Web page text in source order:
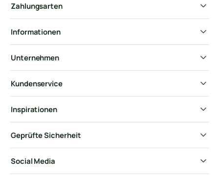
Zahlungsarten
Informationen
Unternehmen
Kundenservice
Inspirationen
Geprüfte Sicherheit
Social Media